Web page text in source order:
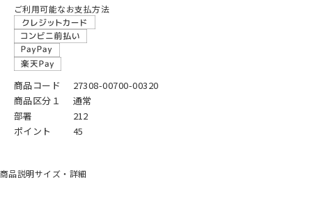
ご利用可能なお支払方法
商品コード
27308-00700-00320
商品区分１
通常
部署
212
ポイント
45
商品説明サイズ・詳細